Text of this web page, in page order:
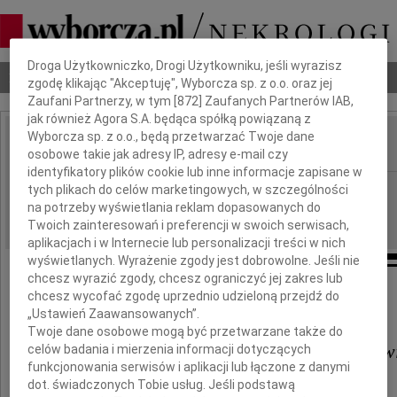
Nekrologi Odeszli Poradnik pogrzebowy
IMIĘ I NAZWISKO:
REGION: Wrocław
DATA EMISJI: 28.10.2009
Panu
dr. inż. Jackowi
wyrazy głębokiego współczucia
Dbamy o Twoją prywatność
Droga Użytkowniczko, Drogi Użytkowniku, jeśli wyrazisz
zgodę klikając "Akceptuję", Wyborcza sp. z o.o. oraz jej
Zaufani Partnerzy, w tym [872 ] Zaufanych Partnerów IAB,
jak również Agora S.A. będąca spółką powiązaną z
Wyborcza sp. z o.o., będą przetwarzać Twoje dane
osobowe takie jak adresy IP, adresy e-mail czy
identyfikatory plików cookie lub inne informacje zapisane w
tych plikach do celów marketingowych, w szczególności
na potrzeby wyświetlania reklam dopasowanych do
Twoich zainteresowań i preferencji w swoich serwisach,
aplikacjach i w Internecie lub personalizacji treści w nich
wyświetlanych. Wyrażenie zgody jest dobrowolne. Jeśli nie
chcesz wyrazić zgody, chcesz ograniczyć jej zakres lub
chcesz wycofać zgodę uprzednio udzieloną przejdź do
„Ustawień Zaawansowanych”.
Twoje dane osobowe mogą być przetwarzane także do
celów badania i mierzenia informacji dotyczących
funkcjonowania serwisów i aplikacji lub łączone z danymi
dot. świadczonych Tobie usług. Jeśli podstawą